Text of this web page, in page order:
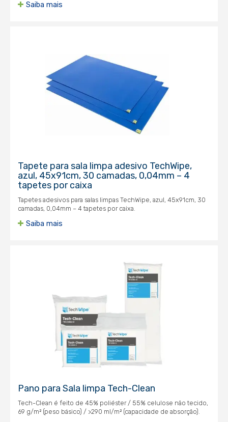
Saiba mais
Tapete para sala limpa adesivo TechWipe,
azul, 45x91cm, 30 camadas, 0,04mm – 4
tapetes por caixa
Tapetes adesivos para salas limpas TechWipe, azul, 45x91cm, 30
camadas, 0,04mm – 4 tapetes por caixa.
Saiba mais
Pano para Sala limpa Tech-Clean
Tech-Clean é feito de 45% poliéster / 55% celulose não tecido,
69 g/m² (peso básico) / >290 ml/m² (capacidade de absorção).